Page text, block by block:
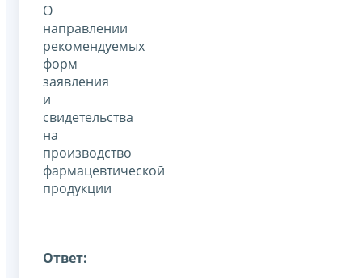
О
направлении
рекомендуемых
форм
заявления
и
свидетельства
на
производство
фармацевтической
продукции
Ответ: